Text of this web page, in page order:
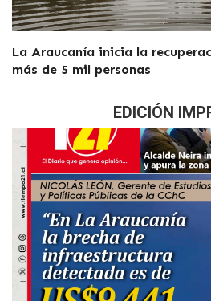
La Araucanía inicia la
más de 5 mil personas
EDICIÓN